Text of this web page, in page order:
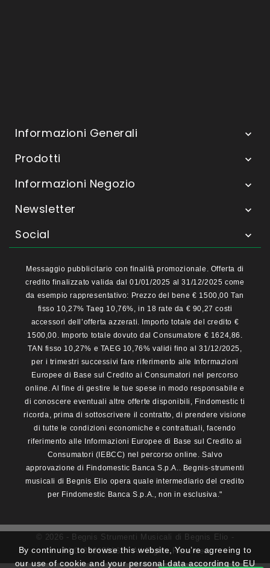
Informazioni Generali 
Prodotti 
Informazioni Negozio 
Newsletter 
Social 
By continuing to browse this website, You’re agreeing to
our use of cookie and your personal data according to EU
Messaggio pubblicitario con finalità promozionale. Offerta di
credito finalizzato valida dal 01/01/2025 al 31/12/2025 come
da esempio rappresentativo: Prezzo del bene € 1500,00 Tan
fisso 10,27% Taeg 10,76%, in 18 rate da € 90,27 costi
accessori dell’offerta azzerati. Importo totale del credito €
1500,00. Importo totale dovuto dal Consumatore € 1624,86.
TAN fisso 10,27% e TAEG 10,76% validi fino al 31/12/2025,
per i trimestri successivi fare riferimento alle Informazioni
Europee di Base sul Credito ai Consumatori nel percorso
online. Al fine di gestire le tue spese in modo responsabile e
di conoscere eventuali altre offerte disponibili, Findomestic ti
ricorda, prima di sottoscrivere il contratto, di prendere visione
di tutte le condizioni economiche e contrattuali, facendo
riferimento alle Informazioni Europee di Base sul Credito ai
Consumatori (IEBCC) nel percorso online. Salvo
approvazione di Findomestic Banca S.p.A.. Begnis-strumenti
musicali di Begnis Elio opera quale intermediario del credito
per Findomestic Banca S.p.A., non in esclusiva."
© 2026 - Begnis Strumenti Musicali di Begnis Elio -
P.I.04339650162 - All Rights Reserved